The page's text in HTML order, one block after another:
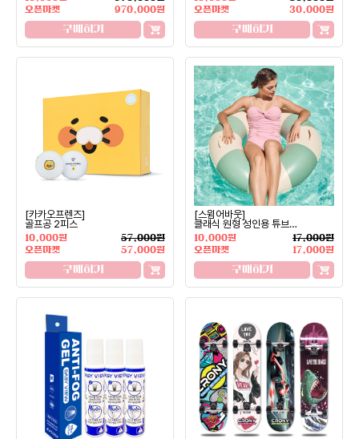
오픈마켓
970,000원
구매하기
오픈마켓
30,000원
구매하기
[카카오프렌즈]
골프공 2피스
10,000원
57,000원
오픈마켓
57,000원
구매하기
[스윔어바웃]
클래식 원형 성인용 튜브
스트라이프
10,000원
17,000원
오픈마켓
17,000원
구매하기